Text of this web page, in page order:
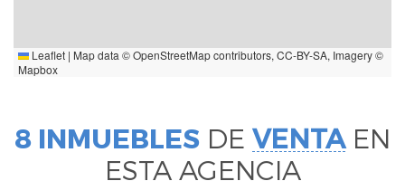
Leaflet | Map data ©OpenStreetMapcontributors, CC-BY-SA, Imagery ©
Mapbox
8 INMUEBLES DE VENTAEN
ESTA AGENCIA